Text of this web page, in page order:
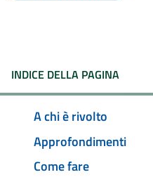
INDICE DELLA PAGINA
A chi è rivolto
Approfondimenti
Come fare